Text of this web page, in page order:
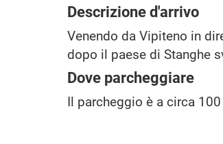
Descrizione d'arrivo
Venendo da Vipiteno in
dopo il paese di Stanghe
Dove parcheggiare
Il parcheggio è a circa